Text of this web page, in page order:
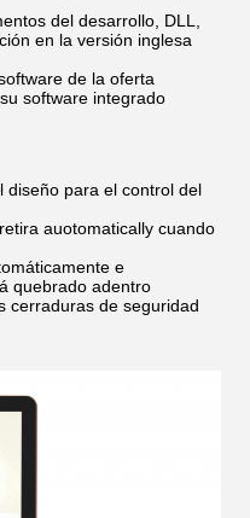
del desarrollo, DLL,
en la versión inglesa
de la oferta
software integrado
diseño para el control del
auotomatically cuando
e
quebrado adentro
cerraduras de seguridad